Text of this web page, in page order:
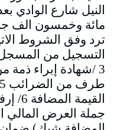
مائة وخمسون الف
جملة العرض المالي